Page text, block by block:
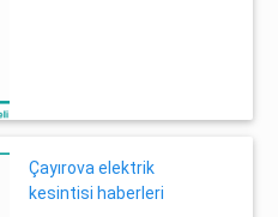
Çayırova elektrik
kesintisi haberleri